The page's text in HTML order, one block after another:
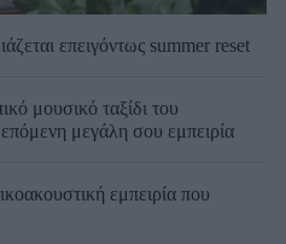
επειγόντως summer reset
μουσικό ταξίδι του
επόμενη μεγάλη σου εμπειρία
εμπειρία που